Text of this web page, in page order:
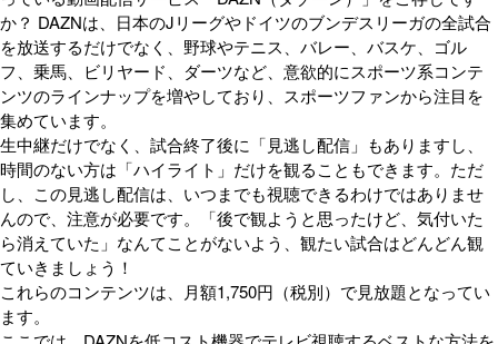
か？ DAZNは、日本のJリーグやドイツのブンデスリーガの全試合
を放送するだけでなく、野球やテニス、バレー、バスケ、ゴル
フ、乗馬、ビリヤード、ダーツなど、意欲的にスポーツ系コンテ
ンツのラインナップを増やしており、スポーツファンから注目を
集めています。
生中継だけでなく、試合終了後に「見逃し配信」もありますし、
時間のない方は「ハイライト」だけを観ることもできます。ただ
し、この見逃し配信は、いつまでも視聴できるわけではありませ
んので、注意が必要です。「後で観ようと思ったけど、気付いた
ら消えていた」なんてことがないよう、観たい試合はどんどん観
ていきましょう！
これらのコンテンツは、月額1,750円（税別）で見放題となってい
ます。